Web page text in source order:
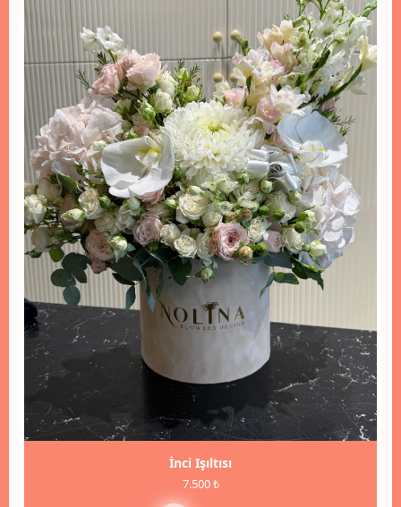
İnci Işıltısı
7.500 ₺